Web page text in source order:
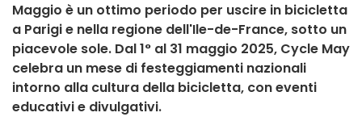
Maggio è un ottimo periodo per uscire in bicicletta
a Parigi e nella regione dell'Ile-de-France, sotto un
piacevole sole. Dal 1° al 31 maggio 2025, Cycle May
celebra un mese di festeggiamenti nazionali
intorno alla cultura della bicicletta, con eventi
educativi e divulgativi.